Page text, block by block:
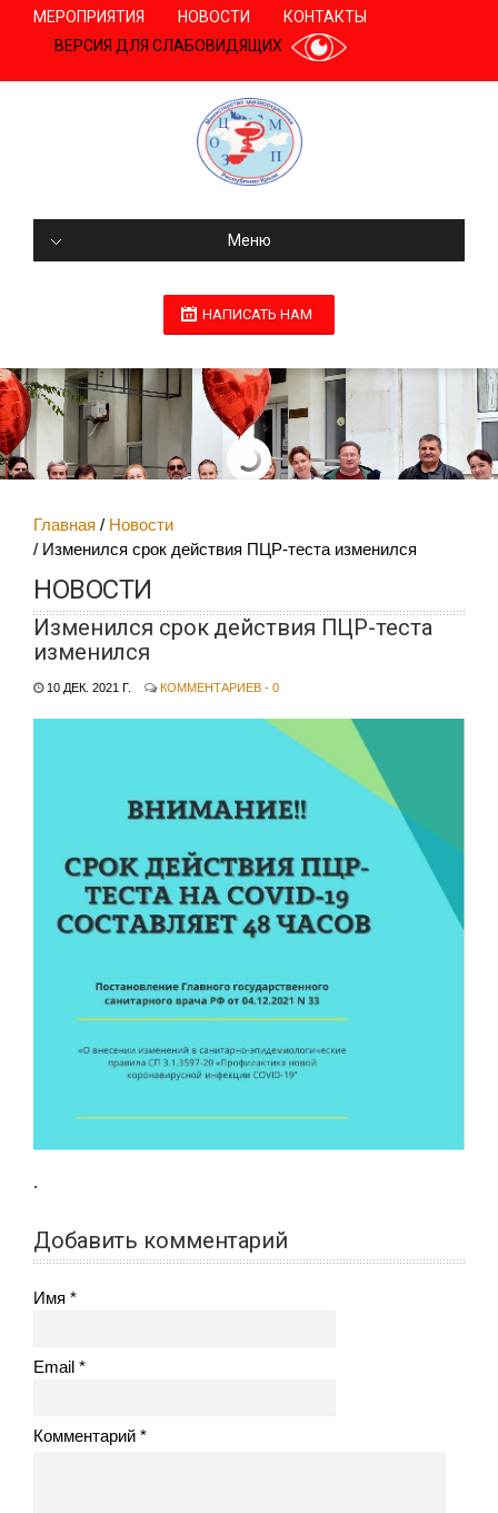
МЕРОПРИЯТИЯ НОВОСТИ
КОНТАКТЫ
ВЕРСИЯ ДЛЯ СЛАБОВИДЯЩИХ
Меню
НАПИСАТЬ НАМ
Главная
Новости
Изменился срок действия ПЦР-теста изменился
НОВОСТИ
Изменился срок действия ПЦР-теста
изменился
10 ДЕК. 2021 Г. КОММЕНТАРИЕВ - 0
.
Добавить комментарий
Имя
Email
Комментарий